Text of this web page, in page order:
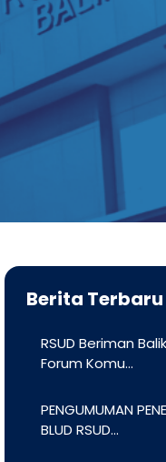
Berita Terbaru
RSUD Beriman
Forum Komu...
PENGUMUMAN
BLUD RSUD...